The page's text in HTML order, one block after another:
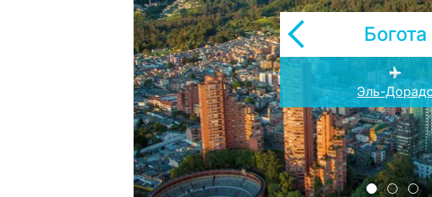
Богота
Эль-
Хосе Мария
Палонегро